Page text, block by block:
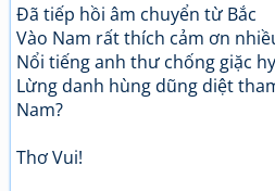
Đã tiếp hồi âm chuyển từ Bắc
Vào Nam rất thích cảm ơn
Nổi tiếng anh thư chống giặc
Lừng danh hùng dũng diệt
Nam?
Thơ Vui!